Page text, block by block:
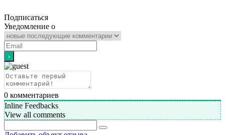
Подписаться
Уведомление о
0 комментариев
Inline Feedbacks
View all comments